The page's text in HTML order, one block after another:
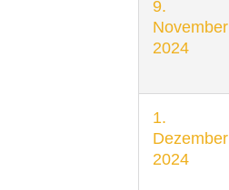
9.
November
2024
1.
Dezember
2024